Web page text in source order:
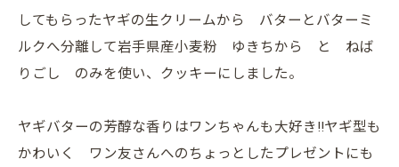
してもらったヤギの生クリームから バターとバターミ
ルクへ分離して岩手県産小麦粉 ゆきちから と ねば
りごし のみを使い、クッキーにしました。
ヤギバターの芳醇な香りはワンちゃんも大好き!!ヤギ型も
かわいく ワン友さんへのちょっとしたプレゼントにも